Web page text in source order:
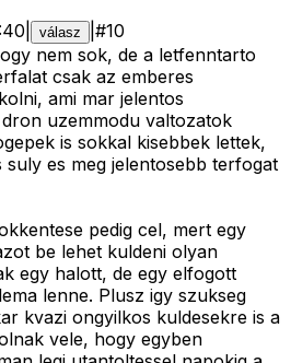
válasz #10
nem sok, de a letfenntarto
csak az emberes
ami mar jelentos
uzemmodu valtozatok
is sokkal kisebbek lettek,
suly es meg jelentosebb terfogat
pedig cel, mert egy
be lehet kuldeni olyan
egy halott, de egy elfogott
lenne. Plusz igy szukseg
kvazi ongyilkos kuldesekre is a
vele, hogy egyben